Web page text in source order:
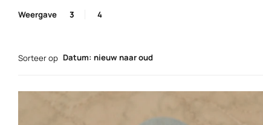
Weergave 3
4
Sorteer op Datum: nieuw naar oud